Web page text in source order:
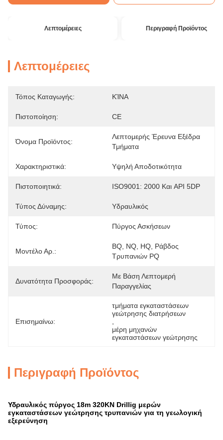
Λεπτομέρειες Περιγραφή Προϊόντος
Λεπτομέρειες
Τόπος Καταγωγής: ΚΊΝΑ
Πιστοποίηση: CE
Όνομα Προϊόντος:
Λεπτομερής Έρευνα Εξέδρα
Τμήματα
Χαρακτηριστικά: Υψηλή Αποδοτικότητα
Πιστοποιητικά: ISO9001: 2000 Και API 5DP
Τύπος Δύναμης: Υδραυλικός
Τύπος: Πύργος Ασκήσεων
Μοντέλο Αρ.:
BQ, NQ, HQ, Ράβδος
Τρυπανιών PQ
Δυνατότητα Προσφοράς:
Με Βάση Λεπτομερή
Παραγγελίας
Επισημαίνω:
τμήματα εγκαταστάσεων
γεώτρησης διατρήσεων
μέρη μηχανών
εγκαταστάσεων γεώτρησης
Περιγραφή Προϊόντος
Υδραυλικός πύργος 18m 320KN Drillig μερών
εγκαταστάσεων γεώτρησης τρυπανιών για τη γεωλογική
εξερεύνηση